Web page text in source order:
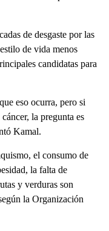
de desgaste por las
de vida menos
candidatas para
eso ocurra, pero si
la pregunta es
Kamal.
el consumo de
la falta de
y verduras son
la Organización